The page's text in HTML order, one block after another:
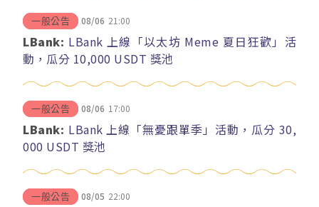
一般公告 08/06 21:00
LBank: LBank 上線「以太坊 Meme 夏日狂歡」活
動，瓜分 10,000 USDT 獎池
一般公告 08/06 17:00
LBank: LBank 上線「無憂跟單季」活動，瓜分 30,
000 USDT 獎池
一般公告 08/05 22:00